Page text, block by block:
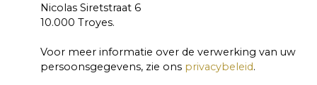
Nicolas Siretstraat 6
10.000 Troyes.
Voor meer informatie over de verwerking van uw
persoonsgegevens, zie ons privacybeleid.